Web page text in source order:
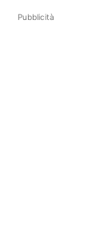
Pubblicità